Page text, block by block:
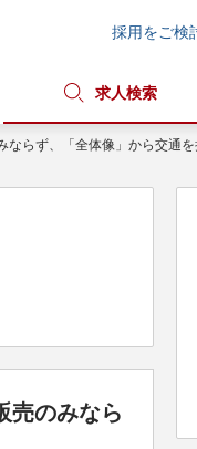
採用をご検
求人検索
らず、「全体像」から交通
売のみなら